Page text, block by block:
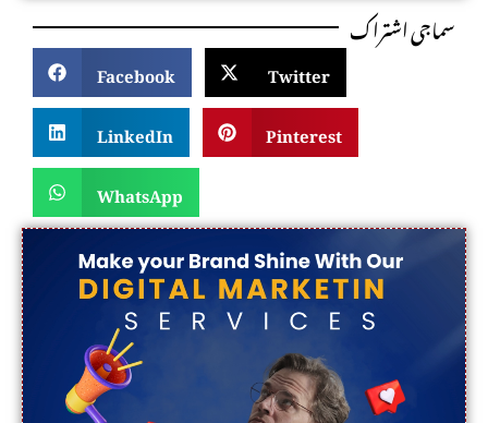
سماجی اشتراک
Facebook
Twitter
LinkedIn
Pinterest
WhatsApp